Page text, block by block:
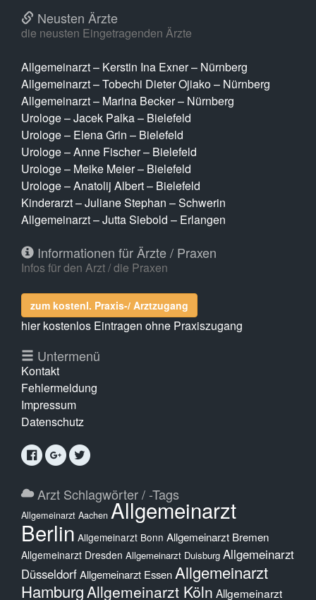
Neusten Ärzte
die neusten Eingetragenden Ärzte
Allgemeinarzt – Kerstin Ina Exner – Nürnberg
Allgemeinarzt – Tobechi Dieter Ojiako – Nürnberg
Allgemeinarzt – Marina Becker – Nürnberg
Urologe – Jacek Palka – Bielefeld
Urologe – Elena Grin – Bielefeld
Urologe – Anne Fischer – Bielefeld
Urologe – Meike Meier – Bielefeld
Urologe – Anatolij Albert – Bielefeld
Kinderarzt – Juliane Stephan – Schwerin
Allgemeinarzt – Jutta Siebold – Erlangen
Informationen für Ärzte / Praxen
Infos für den Arzt / die Praxen
zum kostenl. Praxis-/ Arztzugang
hier kostenlos Eintragen ohne Praxiszugang
Untermenü
Kontakt
Fehlermeldung
Impressum
Datenschutz
Arzt Schlagwörter / -Tags
Allgemeinarzt Aachen Allgemeinarzt
Berlin Allgemeinarzt Bonn Allgemeinarzt Bremen
Allgemeinarzt Dresden Allgemeinarzt Duisburg Allgemeinarzt
DüsseldorfAllgemeinarzt Essen Allgemeinarzt
HamburgAllgemeinarzt Köln Allgemeinarzt